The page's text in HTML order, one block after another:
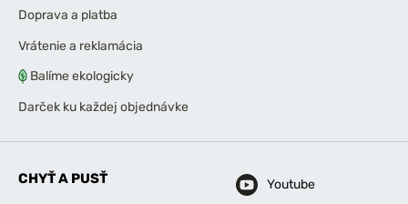
Doprava a platba
Vrátenie a reklamácia
Balíme ekologicky
Darček ku každej objednávke
CHYŤ A PUSŤ
Youtube